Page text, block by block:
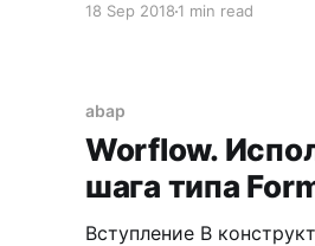
18 Sep 2018 1 min read
abap
Worflow.
шага типа
Вступление В конструкторе потоков